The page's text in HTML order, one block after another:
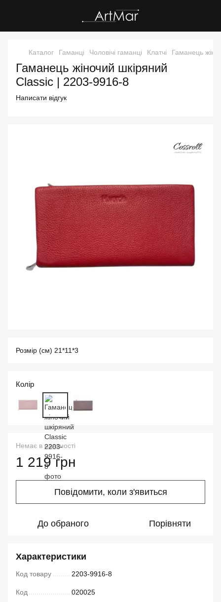
Каталог Гаманці Чоловічі гаманці Клатчі Гаманець
Гаманець жіночий шкіряний
Classic | 2203-9916-8
Написати відгук
Розмір (см) 21*11*3
Колір
Немає в наявності
1 219 грн
Повідомити, коли з'явиться
До обраного Порівняти
Характеристики
Код товару 2203-9916-8
Код 020025